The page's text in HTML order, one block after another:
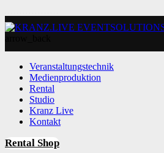
Veranstaltungstechnik
Medienproduktion
Rental
Studio
Kranz Live
Kontakt
Rental Shop